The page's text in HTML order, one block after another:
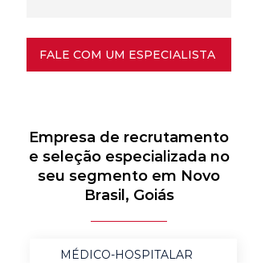
FALE COM UM ESPECIALISTA
Empresa de recrutamento
e seleção especializada no
seu segmento em Novo
Brasil, Goiás
MÉDICO-HOSPITALAR